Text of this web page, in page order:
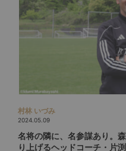
村林 いづみ
2024.05.09
名将の隣に、名参謀あり。
り上げるヘッドコーチ・片